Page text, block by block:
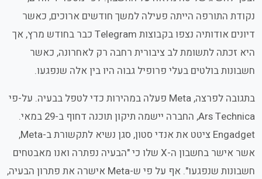
נקודת התורפה הייתה פעילה למשך חודשים ארוכים, כאשר
דיונים אודותיה נצפו בקבוצות Telegram כבר בחודש מרץ, אך
היא זכתה לתשומת לב ציבורית רחבה רק לאחרונה, כאשר
חשבונות בולטים בעלי פרופיל גבוה היו בין אלה שנפגעו.
בתגובה לפרצה, Meta פעלה במהירות כדי לטפל בבעיה. על-פי
Ars Technica, החברה יישמה תיקון תוכנה דחוף ב-29 במאי.
Engadget ציטט את אנדי סטון, סגן נשיא לתקשורת ב-Meta,
אשר אישר בחשבון ה-X שלו כי "הבעיה נפתרה ואנו מאבטחים
חשבונות שנפגעו". אף על פי ש-Meta אישרה את פתרון הבעיה,